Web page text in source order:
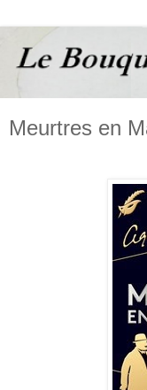
Meurtres en